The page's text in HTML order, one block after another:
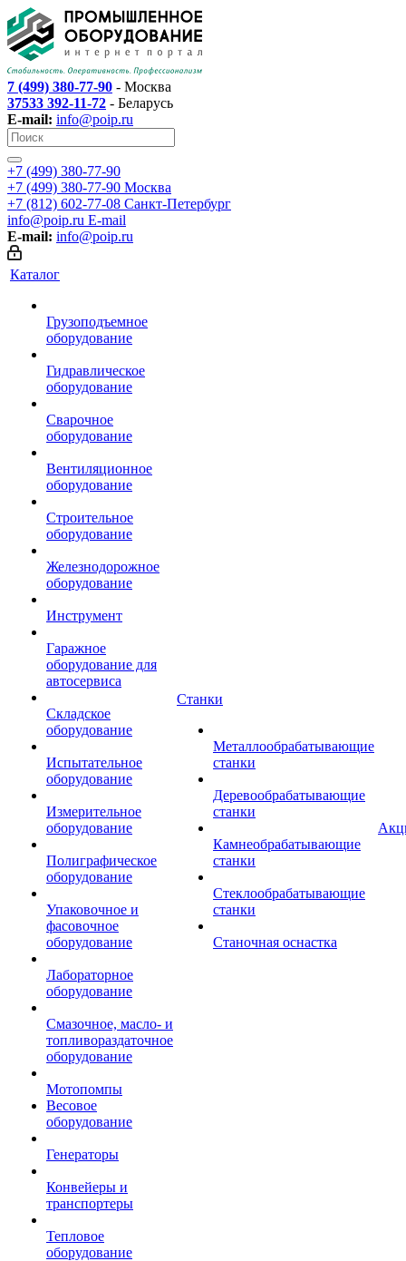
7 (499) 380-77-90 - Москва
37533 392-11-72 - Беларусь
E-mail: info@poip.ru
+7 (499) 380-77-90
+7 (499) 380-77-90 Москва
+7 (812) 602-77-08 Санкт-Петербург
info@poip.ru E-mail
E-mail: info@poip.ru
Каталог
Грузоподъемное
оборудование
Гидравлическое
оборудование
Сварочное
оборудование
Вентиляционное
оборудование
Строительное
оборудование
Железнодорожное
оборудование
Инструмент
Гаражное
оборудование для
автосервиса
Складское
оборудование
Испытательное
оборудование
Измерительное
оборудование
Полиграфическое
оборудование
Упаковочное и
фасовочное
оборудование
Лабораторное
оборудование
Смазочное, масло- и
топливораздаточное
оборудование
Мотопомпы
Весовое
оборудование
Генераторы
Конвейеры и
транспортеры
Тепловое
оборудование
Станки
Металлообрабатывающие
станки
Деревообрабатывающие
станки
Камнеобрабатывающие
станки
Стеклообрабатывающие
станки
Станочная оснастка